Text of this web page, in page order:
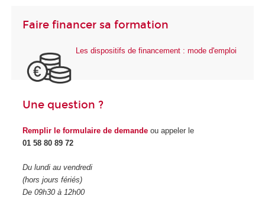
Faire financer sa formation
Les dispositifs de financement : mode d'emploi
Une question ?
Remplir le formulaire de demande ou appeler le
01 58 80 89 72
Du lundi au vendredi
(hors jours fériés)
De 09h30 à 12h00